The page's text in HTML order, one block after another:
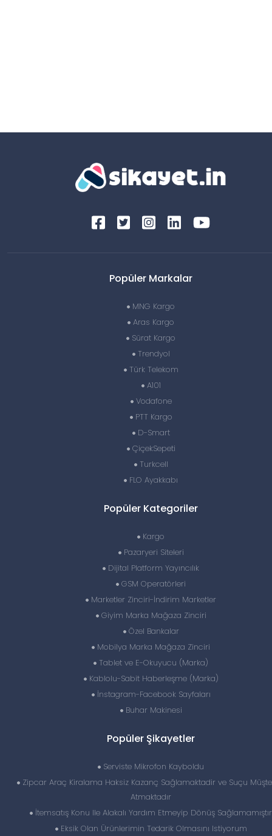
Popüler Markalar
MNG Kargo
Aras Kargo
Sürat Kargo
Trendyol
Türk Telekom
A101
Vodafone
PTT Kargo
D-Smart
ÇiçekSepeti
Turkcell
FLO Ayakkabı
Popüler Kategoriler
Kargo
Pazaryeri Siteleri
Dijital Platform Yayıncılık
GSM Operatörleri
Marketler Zinciri-İndirim Marketler
Giyim Marka Mağaza Zinciri
Özel Bankalar
Mobilya Marka Mağaza Zinciri
Tablet ve E-Okuyucu (Marka)
Kablolu-Sabit Haberleşme (Marka)
İnstagram-Facebook Sayfaları
Buhar Makinesi
Popüler Şikayetler
Serviste Mikrofon Kayboldu
Zipcar Araç Kiralama Haksiz Kazanç Sağlamaktadir ve Suçu
Atmaktadır
İtemsatış Konu Ile Alakalı Yardım Etmeyip Dönüş Sağlamamıştır
Eksik Olan Ürünlerimin Tedarik Olmasını Istiyorum